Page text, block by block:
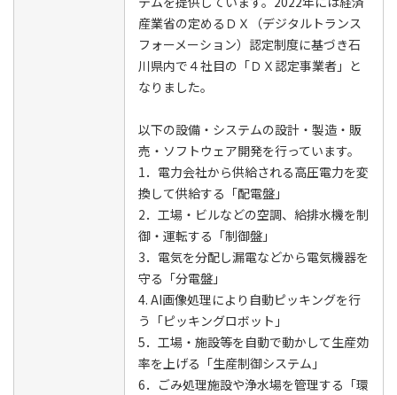
産業省の定めるＤＸ（デジタルトランス
フォーメーション）認定制度に基づき石
川県内で４社目の「ＤＸ認定事業者」と
なりました。
以下の設備・システムの設計・製造・販
売・ソフトウェア開発を行っています。
1．電力会社から供給される高圧電力を変
換して供給する「配電盤」
2．工場・ビルなどの空調、給排水機を制
御・運転する「制御盤」
3．電気を分配し漏電などから電気機器を
守る「分電盤」
4. AI画像処理により自動ピッキングを行
う「ピッキングロボット」
5．工場・施設等を自動で動かして生産効
率を上げる「生産制御システム」
6．ごみ処理施設や浄水場を管理する「環